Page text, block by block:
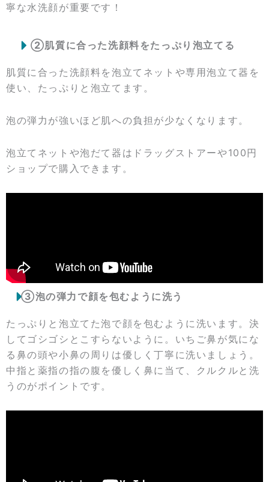
寧な水洗顔が重要です！
②肌質に合った洗顔料をたっぷり泡立てる
肌質に合った洗顔料を泡立てネットや専用泡立て器を
使い、たっぷりと泡立てます。
泡の弾力が強いほど肌への負担が少なくなります。
泡立てネットや泡だて器はドラッグストアーや100円
ショップで購入できます。
③泡の弾力で顔を包むように洗う
たっぷりと泡立てた泡で顔を包むように洗います。決
してゴシゴシとこすらないように。いちご鼻が気にな
る鼻の頭や小鼻の周りは優しく丁寧に洗いましょう。
中指と薬指の指の腹を優しく鼻に当て、クルクルと洗
うのがポイントです。